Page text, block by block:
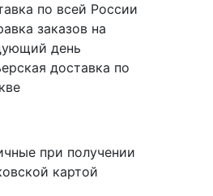
по всей России
заказов на
день
доставка по
при получении
картой